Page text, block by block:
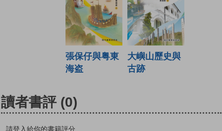
張保仔與粤東
海盗
大嶼山歷史與
古跡
讀者書評 (0)
請登入給你的書籍評分